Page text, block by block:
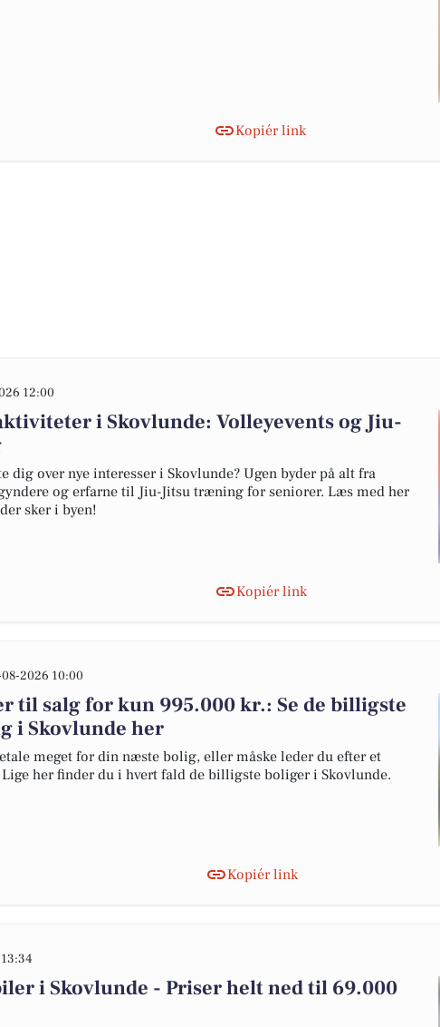
Kopiér link
12:00
i Skovlunde: Volleyevents og Jiu-
dig over nye interesser i Skovlunde? Ugen byder på alt fra
og erfarne til Jiu-Jitsu træning for seniorer. Læs med her
sker i byen!
Kopiér link
2026 10:00
til salg for kun 995.000 kr.: Se de billigste
i Skovlunde her
meget for din næste bolig, eller måske leder du efter et
her finder du i hvert fald de billigste boliger i Skovlunde.
Kopiér link
i Skovlunde - Priser helt ned til 69.000